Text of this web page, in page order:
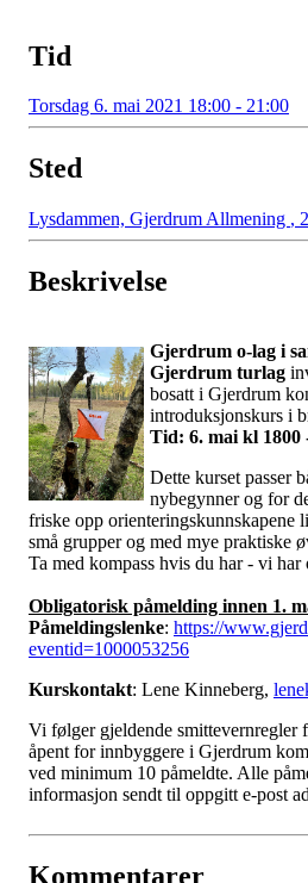
Tid
Torsdag 6. mai 2021 18:00 - 21:00
Sted
Lysdammen, Gjerdrum Allmening ,
Beskrivelse
Gjerdrum o-lag i
Gjerdrum turlag
bosatt i Gjerdrum
introduksjonskurs i
Tid: 6. mai kl 1800
Dette kurset passer
nybegynner og for
friske opp
små grupper og med mye praktiske
Ta med kompass hvis du har - vi har
Obligatorisk påmelding innen 1.
Påmeldingslenke: https://
eventid=1000053256
Kurskontakt: Lene Kinneberg,
Vi følger gjeldende smittevernregler
åpent for innbyggere i Gjerdrum
ved minimum 10 påmeldte. Alle
informasjon sendt til oppgitt e-post
Kommentarer